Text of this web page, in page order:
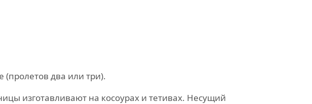
два или три).
изготавливают на косоурах и тетивах. Несущий